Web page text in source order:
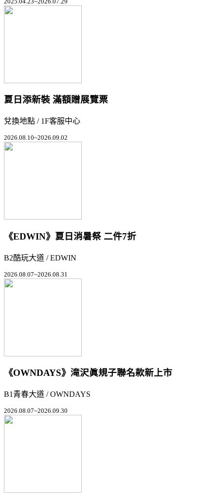
夏日添新裝 滿額贈展覽票
兌換地點 / 1F客服中心
2026.08.10~2026.09.02
《EDWIN》夏日消暑祭 二件7折
B2酷玩大道 / EDWIN
2026.08.07~2026.08.31
《OWNDAYS》滝沢眞規子聯名款新上市
B1青春大道 / OWNDAYS
2026.08.07~2026.09.30